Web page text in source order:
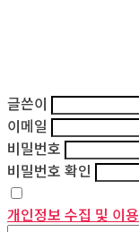
글쓴이
이메일
비밀번호
비밀번호 확인
개인정보 수집 및 이용